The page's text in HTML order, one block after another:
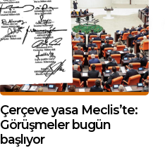
Çerçeve yasa Meclis’te:
Görüşmeler bugün
başlıyor